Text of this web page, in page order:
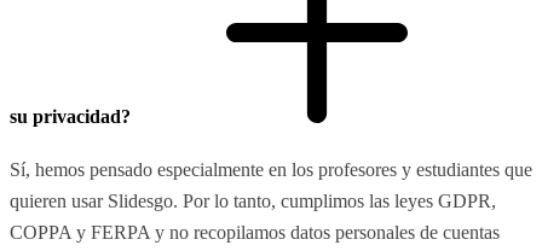
su privacidad?
Sí, hemos pensado especialmente en los profesores y estudiantes que
quieren usar Slidesgo. Por lo tanto, cumplimos las leyes GDPR,
COPPA y FERPA y no recopilamos datos personales de cuentas